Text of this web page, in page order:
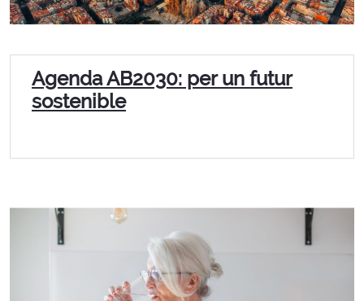
Agenda AB2030: per un futur
sostenible